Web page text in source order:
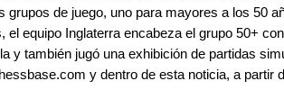
grupos de juego, uno para mayores a los 50
equipo Inglaterra encabeza el grupo 50+
y también jugó una exhibición de partidas
y dentro de esta noticia, a partir